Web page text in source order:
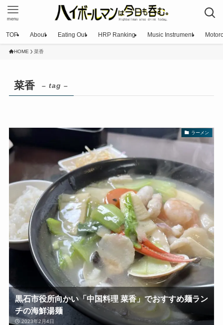
menu
TOP About Eating Out HRP Ranking Music Instrument
HOME 菜香
菜香 – tag –
ラーメン
黒石市役所向かい「中国料理 菜香」でおすすめ麺ラン
チの海鮮湯麺
2023年2月4日